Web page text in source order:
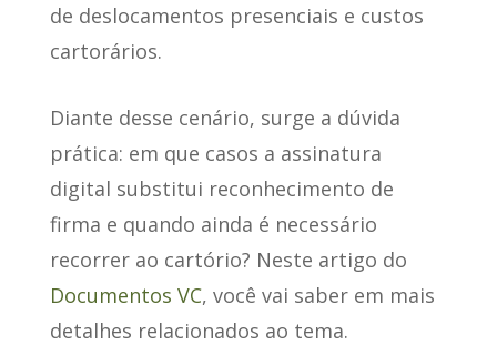
de deslocamentos presenciais e custos
cartorários.
Diante desse cenário, surge a dúvida
prática: em que casos a assinatura
digital substitui reconhecimento de
firma e quando ainda é necessário
recorrer ao cartório? Neste artigo do
Documentos VC, você vai saber em mais
detalhes relacionados ao tema.